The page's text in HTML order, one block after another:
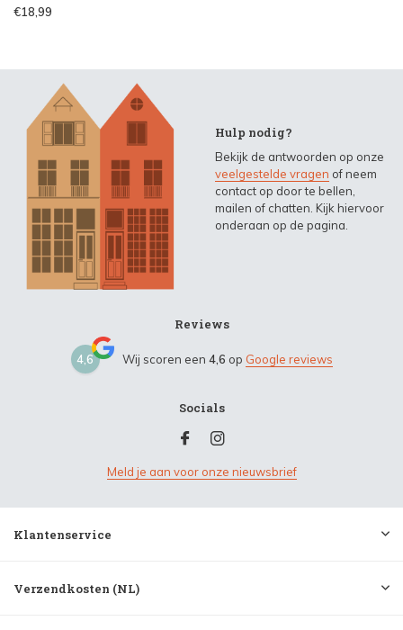
€18,99
Hulp nodig?
Bekijk de antwoorden op onze
veelgestelde vragen of neem
contact op door te bellen,
mailen of chatten. Kijk hiervoor
onderaan op de pagina.
Reviews
4,6 Wij scoren een 4,6 op Google reviews
Socials
Meld je aan voor onze nieuwsbrief
Klantenservice
Verzendkosten (NL)